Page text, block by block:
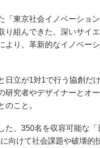
東京社会イノベーショ
り組んできた、深いサイ
より、革新的なイノベー
立が1対1で行う協創だ
究者やデザイナーとオ
のこと。
、350名を収容可能な「
向けて社会課題や破壊的